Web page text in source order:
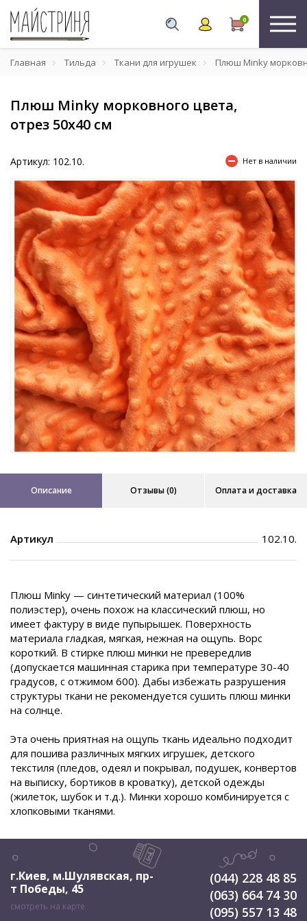
0
Главная Тильда Ткани для игрушек Плюш Minky
Плюш Minky морковного цвета,
отрез 50x40 см
Артикул: 102.10. Нет в наличии
Описание Отзывы (0) Оплата и доставка
Артикул 102.10.
Плюш Minky — синтетический материал (100%
полиэстер), очень похож на классический плюш, но
имеет фактуру в виде пупырышек. Поверхность
материала гладкая, мягкая, нежная на ощупь. Ворс
короткий. В стирке плюш минки не превередлив
(допускается машинная старика при температуре 30-40
градусов, с отжимом 600). Дабы избежать разрушения
структуры ткани не рекомендуется сушить плюш минки
на солнце.
Эта очень приятная на ощупь ткань идеально подходит
для пошива различных мягких игрушек, детского
текстиля (пледов, одеял и покрывал, подушек, конвертов
на выписку, бортиков в кроватку), детской одежды
(жилеток, шубок и т.д.). Минки хорошо комбинируется с
хлопковыми тканями.
г.Киев, м.Шулявская, пр-
т Победы, 45
смотреть на карте
(044) 228 48 85
(063) 664 74 30
(095) 557 13 48